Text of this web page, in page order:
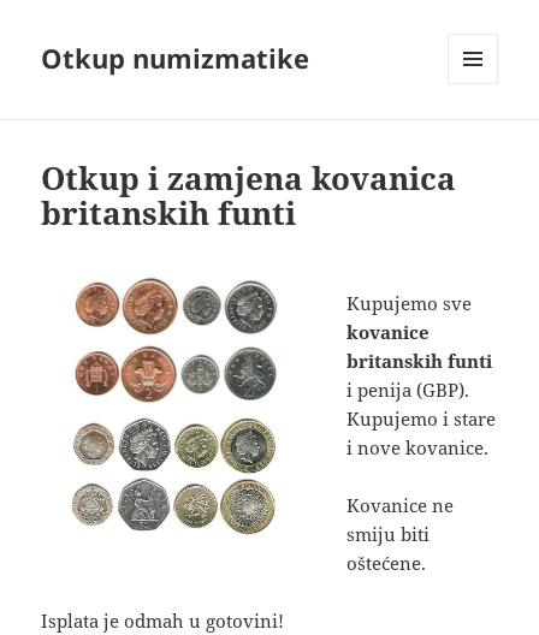
Otkup numizmatike
Otkup i zamjena kovanica
britanskih funti
Kupujemo sve
kovanice
britanskih funti
i penija (GBP).
Kupujemo i stare
i nove kovanice.
Kovanice ne
smiju biti
oštećene.
Isplata je odmah u gotovini!